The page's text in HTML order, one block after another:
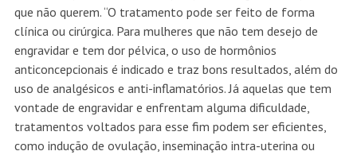
que não querem. “O tratamento pode ser feito de forma
clínica ou cirúrgica. Para mulheres que não tem desejo de
engravidar e tem dor pélvica, o uso de hormônios
anticoncepcionais é indicado e traz bons resultados, além do
uso de analgésicos e anti-inflamatórios. Já aquelas que tem
vontade de engravidar e enfrentam alguma dificuldade,
tratamentos voltados para esse fim podem ser eficientes,
como indução de ovulação, inseminação intra-uterina ou